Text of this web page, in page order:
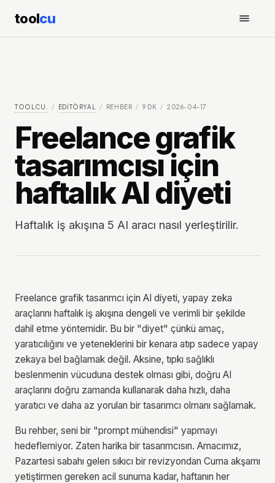
toolcu
TOOLCU. / EDITÖRYAL / REHBER / 9 DK / 2026-04-17
Freelance grafik
tasarımcısı için
haftalık AI diyeti
Haftalık iş akışına 5 AI aracı nasıl yerleştirilir.
Freelance grafik tasarımcı için AI diyeti, yapay zeka
araçlarını haftalık iş akışına dengeli ve verimli bir şekilde
dahil etme yöntemidir. Bu bir "diyet" çünkü amaç,
yaratıcılığını ve yeteneklerini bir kenara atıp sadece yapay
zekaya bel bağlamak değil. Aksine, tıpkı sağlıklı
beslenmenin vücuduna destek olması gibi, doğru AI
araçlarını doğru zamanda kullanarak daha hızlı, daha
yaratıcı ve daha az yorulan bir tasarımcı olmanı sağlamak.
Bu rehber, seni bir "prompt mühendisi" yapmayı
hedeflemiyor. Zaten harika bir tasarımcısın. Amacımız,
Pazartesi sabahı gelen sıkıcı bir revizyondan Cuma akşamı
yetiştirmen gereken acil sunuma kadar, haftanın her